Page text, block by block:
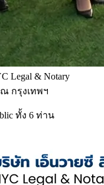
Legal & Notary
กรุงเทพฯ
ทั้ง 6 ท่าน